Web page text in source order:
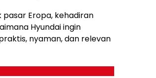
Eropa, kehadiran
Hyundai ingin
nyaman, dan relevan